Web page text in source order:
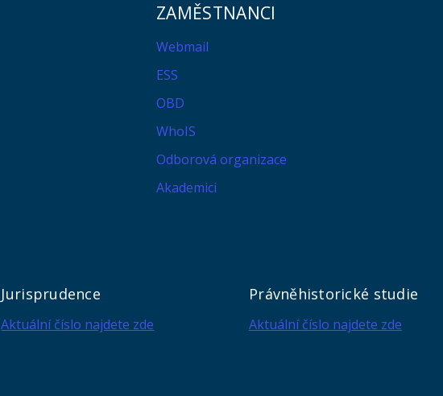
ZAMĚSTNANCI
Webmail
ESS
OBD
WhoIS
Odborová organizace
Akademici
Jurisprudence
Aktuální číslo najdete zde
Právněhistorické studie
Aktuální číslo najdete zde